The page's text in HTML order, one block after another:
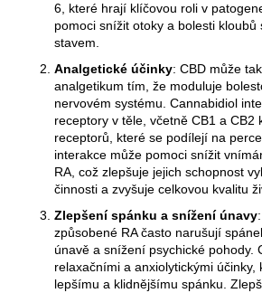
6, které hrají klíčovou roli v
pomoci snížit otoky a bolesti kloubů
stavem.
Analgetické účinky: CBD může
analgetikum tím, že moduluje
nervovém systému. Cannabidiol
receptory v těle, včetně CB1 a CB2
receptorů, které se podílejí na
interakce může pomoci snížit
RA, což zlepšuje jejich schopnost
činnosti a zvyšuje celkovou kvalitu
Zlepšení spánku a snížení únavy
způsobené RA často narušují
únavě a snížení psychické pohody.
relaxačními a anxiolytickými
lepšímu a klidnějšímu spánku.